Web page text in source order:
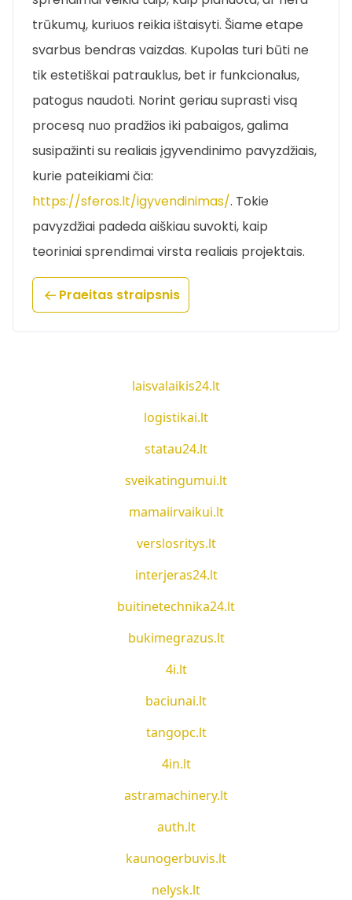
trūkumų, kuriuos reikia ištaisyti. Šiame etape
svarbus bendras vaizdas. Kupolas turi būti ne
tik estetiškai patrauklus, bet ir funkcionalus,
patogus naudoti. Norint geriau suprasti visą
procesą nuo pradžios iki pabaigos, galima
susipažinti su realiais įgyvendinimo pavyzdžiais,
kurie pateikiami čia:
https://sferos.lt/igyvendinimas/. Tokie
pavyzdžiai padeda aiškiau suvokti, kaip
teoriniai sprendimai virsta realiais projektais.
Praeitas straipsnis
laisvalaikis24.lt
logistikai.lt
statau24.lt
sveikatingumui.lt
mamaiirvaikui.lt
verslosritys.lt
interjeras24.lt
buitinetechnika24.lt
bukimegrazus.lt
4i.lt
baciunai.lt
tangopc.lt
4in.lt
astramachinery.lt
auth.lt
kaunogerbuvis.lt
nelysk.lt